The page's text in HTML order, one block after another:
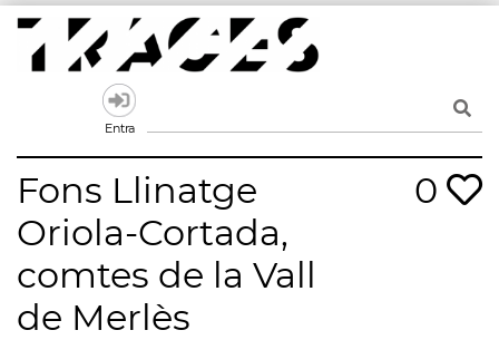
Skip
content
Un mapa de la memòria obert a tothom
Entra
Fons Llinatge
Oriola-Cortada,
comtes de la Vall
de Merlès
0